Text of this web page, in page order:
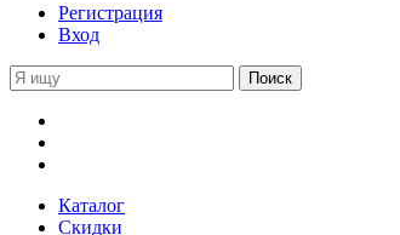
Регистрация
Вход
Каталог
Скидки